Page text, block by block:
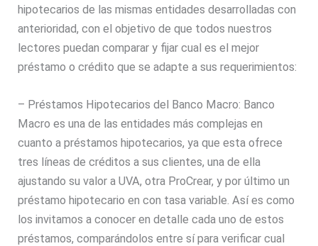
hipotecarios de las mismas entidades desarrolladas con
anterioridad, con el objetivo de que todos nuestros
lectores puedan comparar y fijar cual es el mejor
préstamo o crédito que se adapte a sus requerimientos:
– Préstamos Hipotecariosdel Banco Macro: Banco
Macro es una de las entidades más complejas en
cuanto a préstamos hipotecarios, ya que esta ofrece
tres líneas de créditos a sus clientes, una de ella
ajustando su valor a UVA, otra ProCrear, y por último un
préstamo hipotecario en con tasa variable. Así es como
los invitamos a conocer en detalle cada uno de estos
préstamos, comparándolos entre sí para verificar cual